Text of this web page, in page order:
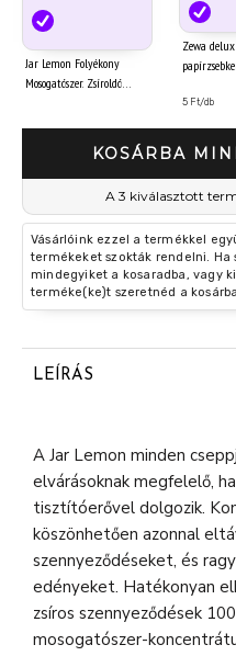
Jar Lemon Folyékony
Mosogatószer. Zsíroldó
Szennyeződéseket450ML
Zewa delux
tea 3
5 Ft/db
KOSÁRBA
A 3 kiválasztott
Vásárlóink ezzel a termékkel
termékeket szokták rendelni. Ha
mindegyiket a kosaradba, vagy
terméke(ke)t szeretnéd a
LEÍRÁS
A Jar Lemon minden
elvárásoknak megfelelő,
tisztítóerővel dolgozik.
köszönhetően azonnal
szennyeződéseket, és
edényeket. Hatékonyan
zsíros szennyeződések
mosogatószer-